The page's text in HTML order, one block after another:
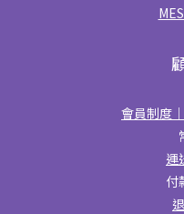
會員制度
運
付